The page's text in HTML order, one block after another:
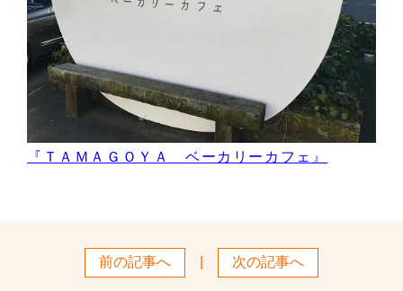
『ＴＡＭＡＧＯＹＡ ベーカリーカフェ』
前の記事へ 次の記事へ